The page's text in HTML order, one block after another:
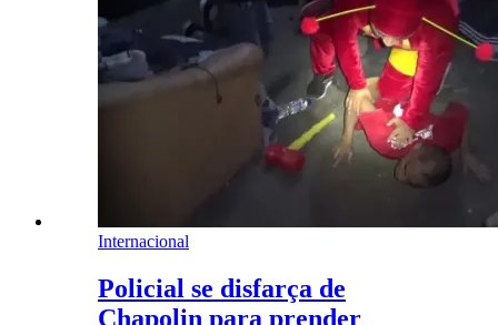
Internacional
Policial se disfarça de
Chapolin para prender